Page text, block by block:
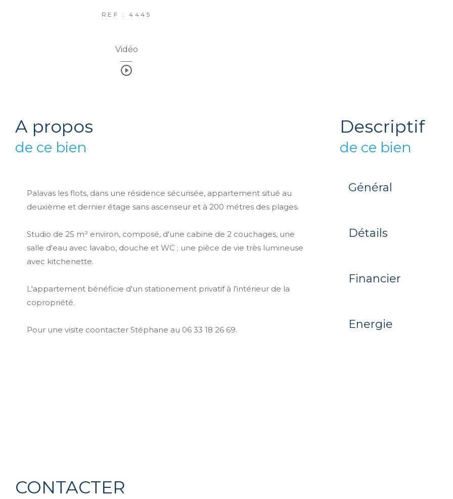
REF : 4445
Vidéo
a propos
de ce bien
Palavas les flots, dans une résidence sécurisée, appartement situé au
deuxième et dernier étage sans ascenseur et à 200 métres des plages.
Studio de 25 m² environ, composé, d'une cabine de 2 couchages, une
salle d'eau avec lavabo, douche et WC ; une pièce de vie très lumineuse
avec kitchenette.
L'appartement bénéficie d'un stationement privatif à l'intérieur de la
copropriété.
Pour une visite coontacter Stéphane au 06 33 18 26 69.
descriptif
de ce bien
Général
Détails
Financier
Energie
CONTACTER